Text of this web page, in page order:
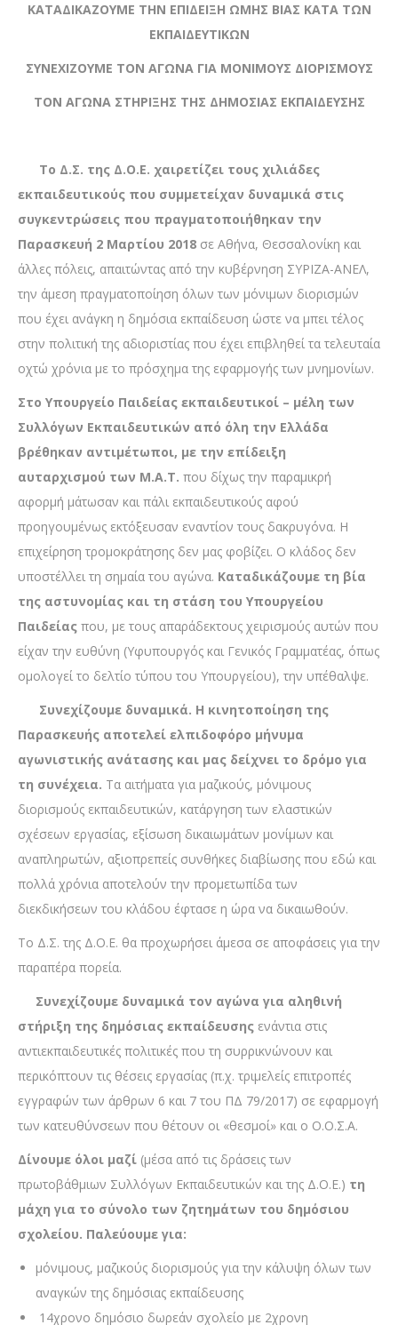
ΚΑΤΑΔΙΚΑΖΟΥΜΕ ΤΗΝ ΕΠΙΔΕΙΞΗ ΩΜΗΣ ΒΙΑΣ ΚΑΤΑ ΤΩΝ
ΕΚΠΑΙΔΕΥΤΙΚΩΝ
ΣΥΝΕΧΙΖΟΥΜΕ ΤΟΝ ΑΓΩΝΑ ΓΙΑ ΜΟΝΙΜΟΥΣ ΔΙΟΡΙΣΜΟΥΣ
ΤΟΝ ΑΓΩΝΑ ΣΤΗΡΙΞΗΣ ΤΗΣ ΔΗΜΟΣΙΑΣ ΕΚΠΑΙΔΕΥΣΗΣ
Το Δ.Σ. της Δ.Ο.Ε. χαιρετίζει τους χιλιάδες
εκπαιδευτικούς που συμμετείχαν δυναμικά στις
συγκεντρώσεις που πραγματοποιήθηκαν την
Παρασκευή 2 Μαρτίου 2018 σε Αθήνα, Θεσσαλονίκη και
άλλες πόλεις, απαιτώντας από την κυβέρνηση ΣΥΡΙΖΑ-ΑΝΕΛ,
την άμεση πραγματοποίηση όλων των μόνιμων διορισμών
που έχει ανάγκη η δημόσια εκπαίδευση ώστε να μπει τέλος
στην πολιτική της αδιοριστίας που έχει επιβληθεί τα τελευταία
οχτώ χρόνια με το πρόσχημα της εφαρμογής των μνημονίων.
Στο Υπουργείο Παιδείας εκπαιδευτικοί – μέλη των
Συλλόγων Εκπαιδευτικών από όλη την Ελλάδα
βρέθηκαν αντιμέτωποι, με την επίδειξη
αυταρχισμού των Μ.Α.Τ. που δίχως την παραμικρή
αφορμή μάτωσαν και πάλι εκπαιδευτικούς αφού
προηγουμένως εκτόξευσαν εναντίον τους δακρυγόνα. Η
επιχείρηση τρομοκράτησης δεν μας φοβίζει. Ο κλάδος δεν
υποστέλλει τη σημαία του αγώνα. Καταδικάζουμε τη βία
της αστυνομίας και τη στάση του Υπουργείου
Παιδείας που, με τους απαράδεκτους χειρισμούς αυτών που
είχαν την ευθύνη (Υφυπουργός και Γενικός Γραμματέας, όπως
ομολογεί το δελτίο τύπου του Υπουργείου), την υπέθαλψε.
Συνεχίζουμε δυναμικά. Η κινητοποίηση της
Παρασκευής αποτελεί ελπιδοφόρο μήνυμα
αγωνιστικής ανάτασης και μας δείχνει το δρόμο για
τη συνέχεια. Τα αιτήματα για μαζικούς, μόνιμους
διορισμούς εκπαιδευτικών, κατάργηση των ελαστικών
σχέσεων εργασίας, εξίσωση δικαιωμάτων μονίμων και
αναπληρωτών, αξιοπρεπείς συνθήκες διαβίωσης που εδώ και
πολλά χρόνια αποτελούν την προμετωπίδα των
διεκδικήσεων του κλάδου έφτασε η ώρα να δικαιωθούν.
Το Δ.Σ. της Δ.Ο.Ε. θα προχωρήσει άμεσα σε αποφάσεις για την
παραπέρα πορεία.
Συνεχίζουμε δυναμικά τον αγώνα για αληθινή
στήριξη της δημόσιας εκπαίδευσης ενάντια στις
αντιεκπαιδευτικές πολιτικές που τη συρρικνώνουν και
περικόπτουν τις θέσεις εργασίας (π.χ. τριμελείς επιτροπές
εγγραφών των άρθρων 6 και 7 του ΠΔ 79/2017) σε εφαρμογή
των κατευθύνσεων που θέτουν οι «θεσμοί» και ο Ο.Ο.Σ.Α.
Δίνουμε όλοι μαζί (μέσα από τις δράσεις των
πρωτοβάθμιων Συλλόγων Εκπαιδευτικών και της Δ.Ο.Ε.) τη
μάχη για το σύνολο των ζητημάτων του δημόσιου
σχολείου. Παλεύουμε για:
μόνιμους, μαζικούς διορισμούς για την κάλυψη όλων των
αναγκών της δημόσιας εκπαίδευσης
14χρονο δημόσιο δωρεάν σχολείο με 2χρονη